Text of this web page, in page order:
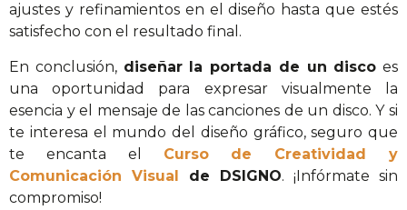
ajustes y refinamientos en el diseño hasta que estés
satisfecho con el resultado final.
En conclusión, diseñar la portada de un disco es
una oportunidad para expresar visualmente la
esencia y el mensaje de las canciones de un disco. Y si
te interesa el mundo del diseño gráfico, seguro que
te encanta el Curso de Creatividad y
Comunicación Visual de DSIGNO. ¡Infórmate sin
compromiso!